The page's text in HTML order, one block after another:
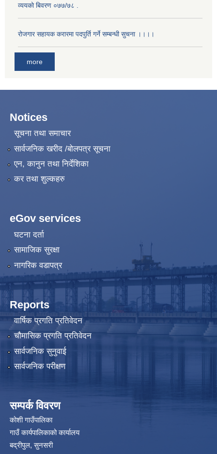
व्ययको बिवरण ०७७/७८ .
रोजगार सहायक करारमा पदपुर्ति गर्ने सम्बन्धी सुचना ।।।।
more
Notices
सूचना तथा समाचार
सार्वजनिक खरीद /बोलपत्र सूचना
एन, कानुन तथा निर्देशिका
कर तथा शुल्कहरु
eGov services
घटना दर्ता
सामाजिक सुरक्षा
नागरिक वडापत्र
Reports
वार्षिक प्रगति प्रतिवेदन
चौमासिक प्रगति प्रतिवेदन
सार्वजनिक सुनुवाई
सार्वजनिक परीक्षण
सम्पर्क विवरण
कोशी गाउँपालिका
गाउँ कार्यपालिकाको कार्यालय
बद्रीपुल, सुनसरी